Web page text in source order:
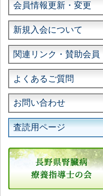
会員情報更新・変更
新規入会について
関連リンク・賛助会員
よくあるご質問
お問い合わせ
査読用ページ